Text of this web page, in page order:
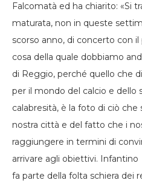
Falcomatà ed ha chiarito: «Si
maturata, non in queste
scorso anno, di concerto con
cosa della quale dobbiamo
di Reggio, perché quello che
per il mondo del calcio e dello
calabresità, è la foto di ciò che
nostra città e del fatto che i
raggiungere in termini di
arrivare agli obiettivi.
fa parte della folta schiera dei